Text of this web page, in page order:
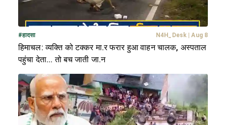
#हादसा N4H_Desk | Aug 8
हिमाचल: व्यक्ति को टक्कर मा.र फरार हुआ वाहन चालक, अस्पताल
पहुंचा देता... तो बच जाती जा.न